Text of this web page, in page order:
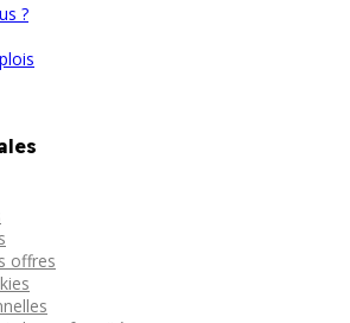
?
offres